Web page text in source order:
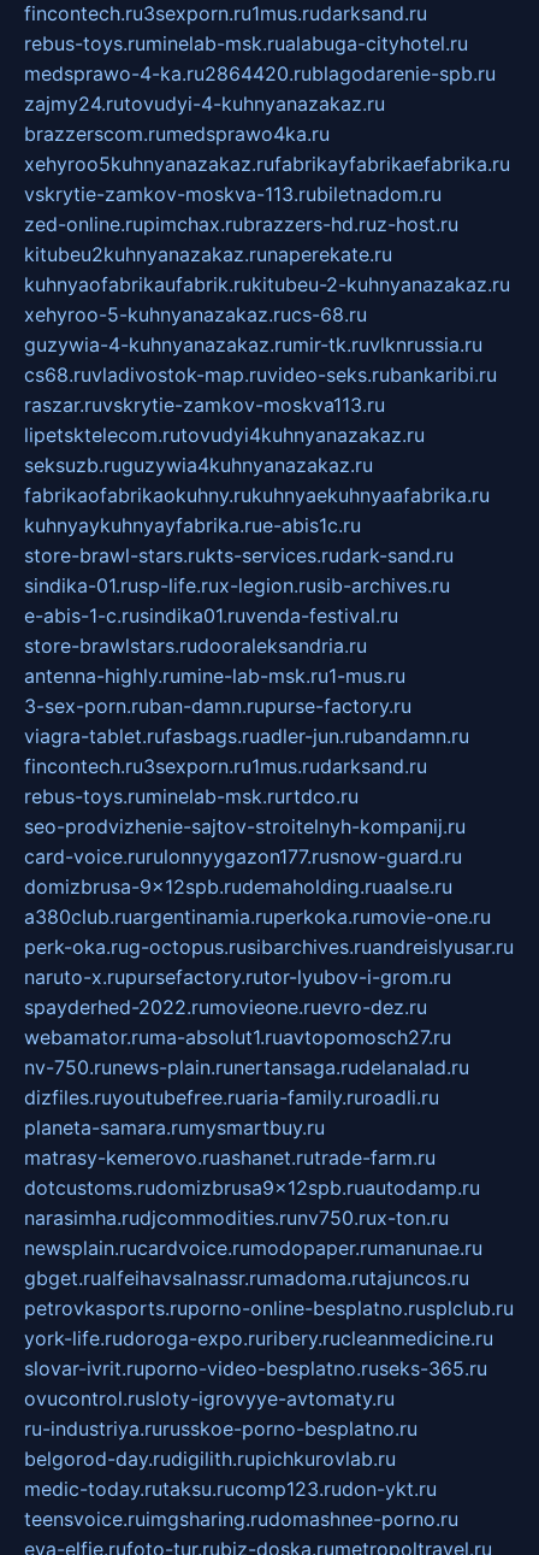
fincontech.ru3sexporn.ru1mus.rudarksand.ru
rebus-toys.ruminelab-msk.rualabuga-cityhotel.ru
medsprawo-4-ka.ru2864420.rublagodarenie-spb.ru
zajmy24.rutovudyi-4-kuhnyanazakaz.ru
brazzerscom.rumedsprawo4ka.ru
xehyroo5kuhnyanazakaz.rufabrikayfabrikaefabrika.ru
vskrytie-zamkov-moskva-113.rubiletnadom.ru
zed-online.rupimchax.rubrazzers-hd.ruz-host.ru
kitubeu2kuhnyanazakaz.runaperekate.ru
kuhnyaofabrikaufabrik.rukitubeu-2-kuhnyanazakaz.ru
xehyroo-5-kuhnyanazakaz.rucs-68.ru
guzywia-4-kuhnyanazakaz.rumir-tk.ruvlknrussia.ru
cs68.ruvladivostok-map.ruvideo-seks.rubankaribi.ru
raszar.ruvskrytie-zamkov-moskva113.ru
lipetsktelecom.rutovudyi4kuhnyanazakaz.ru
seksuzb.ruguzywia4kuhnyanazakaz.ru
fabrikaofabrikaokuhny.rukuhnyaekuhnyaafabrika.ru
kuhnyaykuhnyayfabrika.rue-abis1c.ru
store-brawl-stars.rukts-services.rudark-sand.ru
sindika-01.rusp-life.rux-legion.rusib-archives.ru
e-abis-1-c.rusindika01.ruvenda-festival.ru
store-brawlstars.rudooraleksandria.ru
antenna-highly.rumine-lab-msk.ru1-mus.ru
3-sex-porn.ruban-damn.rupurse-factory.ru
viagra-tablet.rufasbags.ruadler-jun.rubandamn.ru
fincontech.ru3sexporn.ru1mus.rudarksand.ru
rebus-toys.ruminelab-msk.rurtdco.ru
seo-prodvizhenie-sajtov-stroitelnyh-kompanij.ru
card-voice.rurulonnyygazon177.rusnow-guard.ru
domizbrusa-9x12spb.rudemaholding.ruaalse.ru
a380club.ruargentinamia.ruperkoka.rumovie-one.ru
perk-oka.rug-octopus.rusibarchives.ruandreislyusar.ru
naruto-x.rupursefactory.rutor-lyubov-i-grom.ru
spayderhed-2022.rumovieone.ruevro-dez.ru
webamator.ruma-absolut1.ruavtopomosch27.ru
nv-750.runews-plain.runertansaga.rudelanalad.ru
dizfiles.ruyoutubefree.ruaria-family.ruroadli.ru
planeta-samara.rumysmartbuy.ru
matrasy-kemerovo.ruashanet.rutrade-farm.ru
dotcustoms.rudomizbrusa9x12spb.ruautodamp.ru
narasimha.rudjcommodities.runv750.rux-ton.ru
newsplain.rucardvoice.rumodopaper.rumanunae.ru
gbget.rualfeihavsalnassr.rumadoma.rutajuncos.ru
petrovkasports.ruporno-online-besplatno.rusplclub.ru
york-life.rudoroga-expo.ruribery.rucleanmedicine.ru
slovar-ivrit.ruporno-video-besplatno.ruseks-365.ru
ovucontrol.rusloty-igrovyye-avtomaty.ru
ru-industriya.rurusskoe-porno-besplatno.ru
belgorod-day.rudigilith.rupichkurovlab.ru
medic-today.rutaksu.rucomp123.rudon-ykt.ru
teensvoice.ruimgsharing.rudomashnee-porno.ru
eva-elfie.rufoto-tur.rubiz-doska.rumetropoltravel.ru